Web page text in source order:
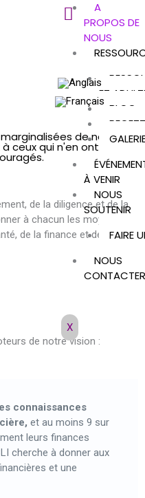
A
PROPOS DE
NOUS
ET
BLOG
À VENIR
NOUS
SOUTENIR
FAIRE
NOUS
CONTACTER
X
de notre
ceux qui n'en ont pas et
de la diligence et de la
à chacun les moyens
de la finance et de
de notre vision :
connaissances
et au moins 9 sur
leurs finances
cherche à donner aux
et une